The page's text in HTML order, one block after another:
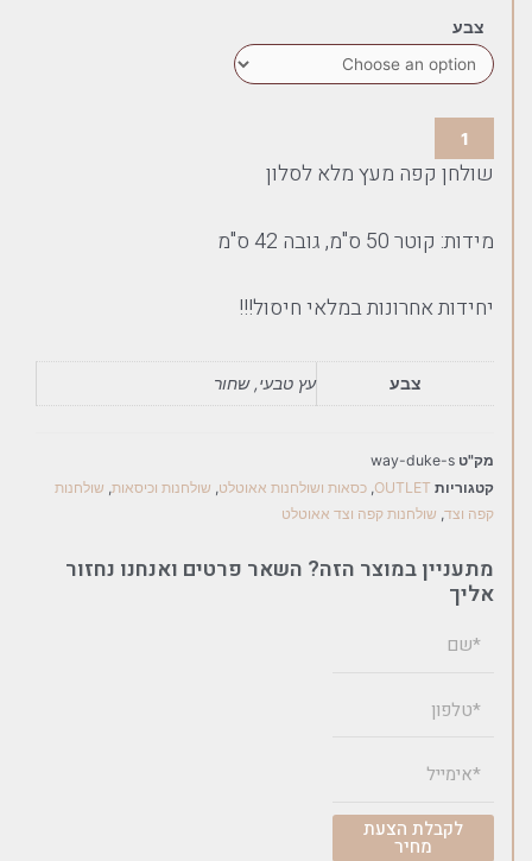
צבע
שולחן קפה מעץ מלא לסלון
מידות: קוטר 50 ס"מ, גובה 42 ס"מ
יחידות אחרונות במלאי חיסול!!!
צבע עץ טבעי, שחור
מק"ט way-duke-s
קטגוריות OUTLET
, כסאות ושולחנות אאוטלט, שולחנות וכיסאות, שולחנות
קפה וצד, שולחנות קפה וצד אאוטלט
מתעניין במוצר הזה? השאר פרטים ואנחנו נחזור
אליך
לקבלת הצעת
מחיר